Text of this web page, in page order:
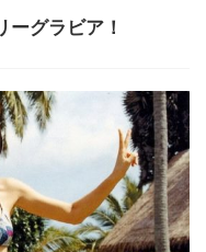
グラビア！